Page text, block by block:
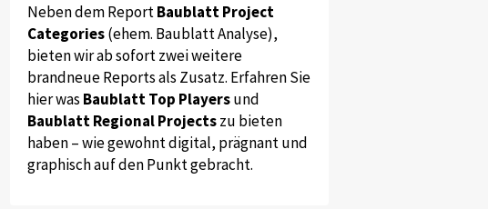
Neben dem ReportBaublatt Project
Categories(ehem. Baublatt Analyse),
bieten wir ab sofort zwei weitere
brandneue Reports als Zusatz. Erfahren Sie
hier was Baublatt Top Playersund
Baublatt Regional Projectszu bieten
haben – wie gewohnt digital, prägnant und
graphisch auf den Punkt gebracht.